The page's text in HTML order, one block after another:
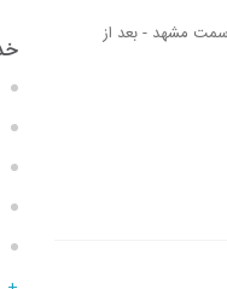
سمت مشهد - بعد از